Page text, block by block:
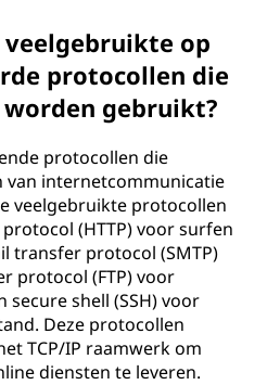
op
protocollen die
gebruikt?
protocollen die
van internetcommunicatie
veelgebruikte protocollen
(HTTP) voor surfen
transfer protocol (SMTP)
protocol (FTP) voor
shell (SSH) voor
Deze protocollen
TCP/IP raamwerk om
diensten te leveren.